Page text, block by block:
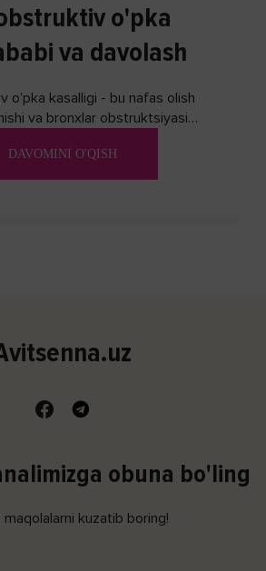
o'pka
va davolash
o'pka kasalligi - bu nafas olish
va bronxlar obstruktsiyasi
DAVOMINI O'QISH
obuna bo'ling
maqolalarni kuzatib boring!